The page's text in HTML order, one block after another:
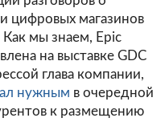
цифровых магазинов
Как мы знаем, Epic
на выставке GDC
глава компании,
нужным в очередной
к размещению